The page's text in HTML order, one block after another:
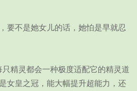
不是她女儿的话，她怕是早就忍
精灵都会一种极度适配它的精灵道
女皇之冠，能大幅提升超能力，还